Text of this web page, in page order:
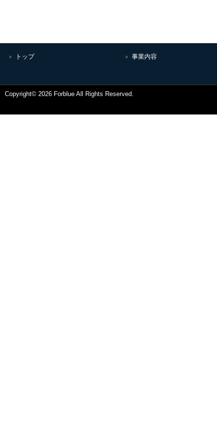
トップ 事業内容
Copyright© 2026 Forblue All Rights Reserved.